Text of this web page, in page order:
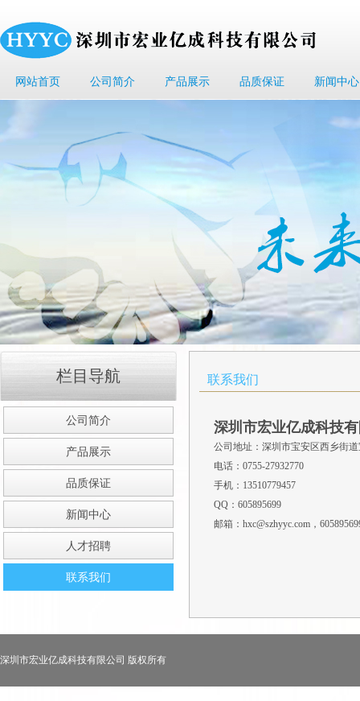
网站首页 公司简介 产品展示 品质保证 新闻中心
栏目导航
公司简介
产品展示
品质保证
新闻中心
人才招聘
联系我们
联系我们
深圳市宏业亿成科技
公司地址： 深圳市宝安区西乡街
电话：0755-27932770
手机：13510779457
QQ：605895699
邮箱：hxc@szhyyc.com，
深圳市宏业亿成科技有限公司 版权所有